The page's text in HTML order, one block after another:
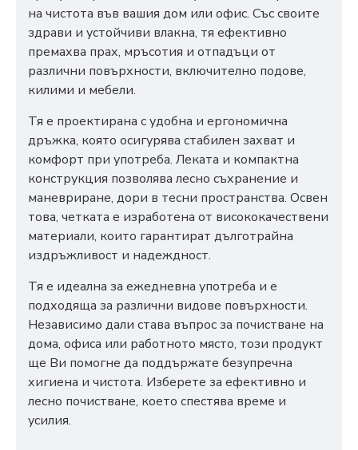
на чистота във вашия дом или офис. Със своите
здрави и устойчиви влакна, тя ефективно
премахва прах, мръсотия и отпадъци от
различни повърхности, включително подове,
килими и мебели.
Тя е проектирана с удобна и ергономична
дръжка, която осигурява стабилен захват и
комфорт при употреба. Леката и компактна
конструкция позволява лесно съхранение и
маневриране, дори в тесни пространства. Освен
това, четката е изработена от висококачествени
материали, които гарантират дълготрайна
издръжливост и надеждност.
Тя е идеална за ежедневна употреба и е
подходяща за различни видове повърхности.
Независимо дали става въпрос за почистване на
дома, офиса или работното място, този продукт
ще Ви помогне да поддържате безупречна
хигиена и чистота. Изберете за ефективно и
лесно почистване, което спестява време и
усилия.